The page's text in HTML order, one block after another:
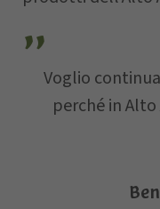
Voglio
perché in Alto
E-mail